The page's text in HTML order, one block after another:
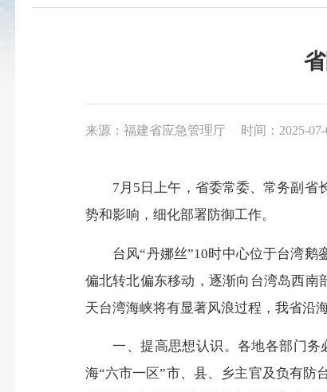
来源：福建省应急管理厅 时间：2025-
7 月 5 日上午，省委常委、常务副省
势和影响，细化部署防御工作。
台风“丹娜丝”10时中心位于台湾鹅
偏北转北偏东移动，逐渐向台湾岛西南
天台湾海峡将有显著风浪过程，我省沿
一、提高思想认识。各地各部门务
海“六市一区”市、县、乡主官及负有防